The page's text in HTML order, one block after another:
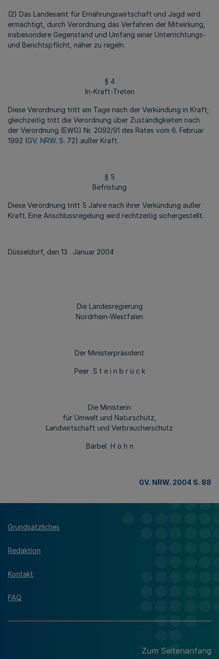
(2) Das Landesamt für Ernährungswirtschaft und Jagd wird
ermächtigt, durch Verordnung das Verfahren der Mitwirkung,
insbesondere Gegenstand und Umfang einer Unterrichtungs-
und Berichtspflicht, näher zu regeln.
§ 4
In-Kraft-Treten
Diese Verordnung tritt am Tage nach der Verkündung in Kraft;
gleichzeitig tritt die Verordnung über Zuständigkeiten nach
der Verordnung (EWG) Nr. 2092/91 des Rates vom 6. Februar
1992 (GV. NRW. S. 72) außer Kraft.
§ 5
Befristung
Diese Verordnung tritt 5 Jahre nach ihrer Verkündung außer
Kraft. Eine Anschlussregelung wird rechtzeitig sichergestellt.
Düsseldorf, den 13 . Januar 2004
Die Landesregierung
Nordrhein-Westfalen
Der Ministerpräsident
Peer S t e i n b r ü c k
Die Ministerin
für Umwelt und Naturschutz,
Landwirtschaft und Verbraucherschutz
Bärbel H ö h n
GV. NRW. 2004 S. 88
Grundsätzliches
Redaktion
Kontakt
FAQ
Zum Seitenanfang